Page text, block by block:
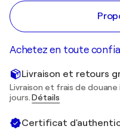
Achetez en toute
Livraison et retours
Livraison et frais de
jours.Détails
Certificat